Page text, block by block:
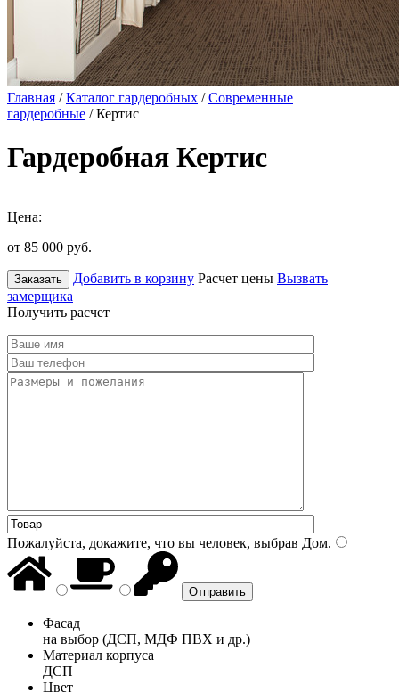
Главная /Каталог гардеробных /Современные
гардеробные / Кертис
Гардеробная Кертис
Цена:
от 85 000 руб.
Заказать Добавить в корзину Расчет цены Вызвать
замерщика
Получить расчет
Пожалуйста, докажите, что вы человек, выбрав Дом.
Фасад
на выбор (ДСП, МДФ ПВХ и др.)
Материал корпуса
ДСП
Цвет